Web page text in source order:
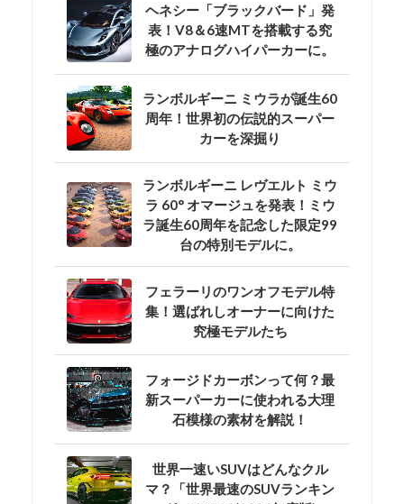
ヘネシー「ブラックバード」発
表！V8＆6速MTを搭載する究
極のアナログハイパーカーに。
ランボルギーニ ミウラが誕生60
周年！世界初の伝説的スーパー
カーを深掘り
ランボルギーニ レヴエルト ミウ
ラ 60° オマージュを発表！ミウ
ラ誕生60周年を記念した限定99
台の特別モデルに。
フェラーリのワンオフモデル特
集！選ばれしオーナーに向けた
究極モデルたち
フォージドカーボンって何？最
新スーパーカーに使われる大理
石模様の素材を解説！
世界一速いSUVはどんなクル
マ？「世界最速のSUVランキン